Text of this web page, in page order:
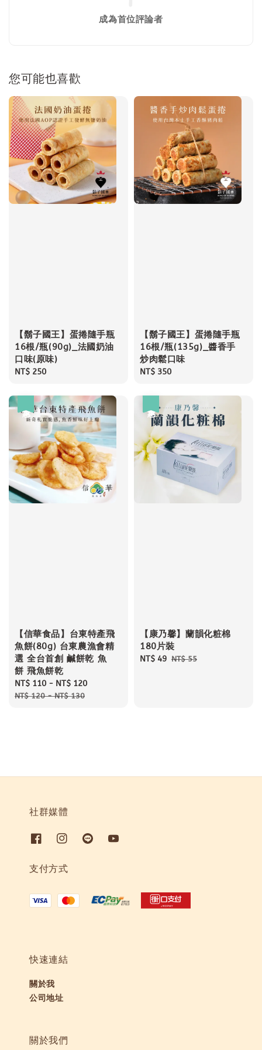
成為首位評論者
您可能也喜歡
【鬍子國王】蛋捲隨手瓶
16根/瓶(90g)_法國奶油
口味(原味)
Regular
NT$ 250
【鬍子國王】蛋捲隨手瓶
16根/瓶(135g)_醬香手
炒肉鬆口味
Regular
NT$ 350
【信華食品】台東特產飛
魚餅(80g) 台東農漁會精
選 全台首創 鹹餅乾 魚
餅 飛魚餅乾
Sale
price
NT$ 110 - NT$ 120
NT$ 120-NT$ 130
【康乃馨】蘭韻化粧棉
180片裝
Sale
NT$ 49 Regular
NT$ 55
社群媒體
支付方式
快速連結
關於我
公司地址
關於我們